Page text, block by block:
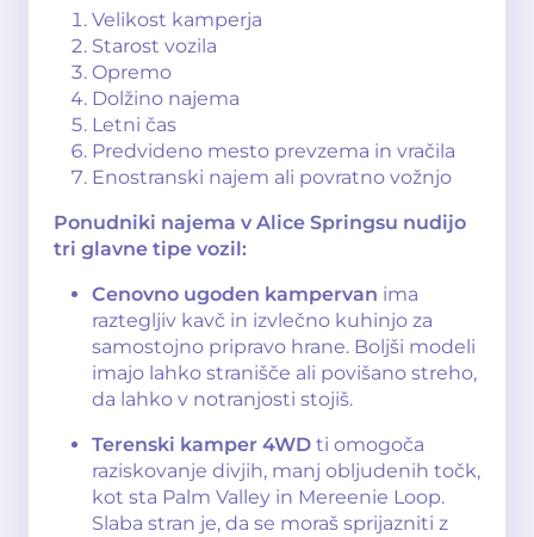
Velikost kamperja
Starost vozila
Opremo
Dolžino najema
Letni čas
Predvideno mesto prevzema in vračila
Enostranski najem ali povratno vožnjo
Ponudniki najema v Alice Springsu nudijo
tri glavne tipe vozil:
Cenovno ugoden kampervan ima
raztegljiv kavč in izvlečno kuhinjo za
samostojno pripravo hrane. Boljši modeli
imajo lahko stranišče ali povišano streho,
da lahko v notranjosti stojiš.
Terenski kamper 4WD ti omogoča
raziskovanje divjih, manj obljudenih točk,
kot sta Palm Valley in Mereenie Loop.
Slaba stran je, da se moraš sprijazniti z